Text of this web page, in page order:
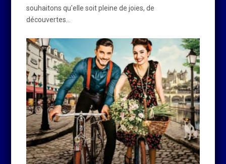
souhaitons qu'elle soit pleine de joies, de
découvertes…